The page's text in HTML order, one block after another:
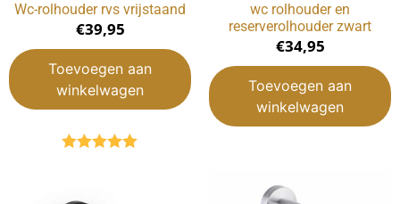
Wc-rolhouder rvs vrijstaand
€39,95
Toevoegen aan
winkelwagen
wc rolhouder en
reserverolhouder zwart
€34,95
Toevoegen aan
winkelwagen